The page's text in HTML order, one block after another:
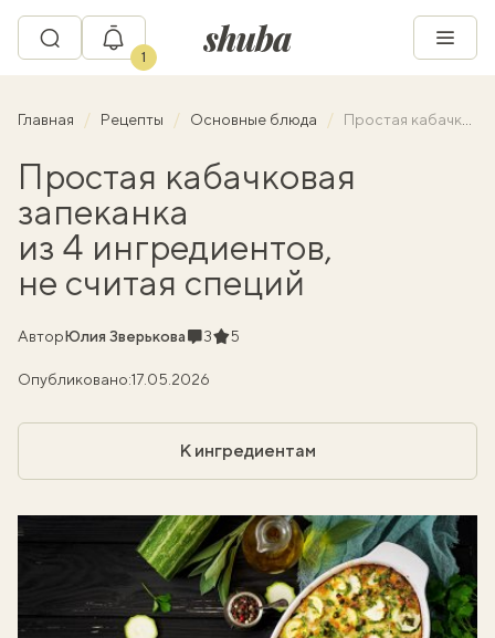
1
Главная Рецепты Основные блюда Простая кабачковая запеканка из 4 ингредиентов, не считая специй
Простая кабачковая
запеканка
из 4 ингредиентов,
не считая специй
АвторЮлия ЗверьковаКомментарии
3Рейтинг
5
Опубликовано:17.05.2026
К ингредиентам